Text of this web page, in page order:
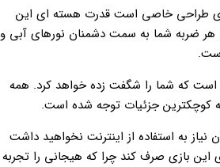
طراحی خاصی است قدرت هسته ای این
هر ضربه شما به سمت دشمنان نورهای آبی و
است که شما را شگفت زده خواهد کرد. همه
کوچکترین جزئیات توجه شده است.
به استفاده از اینترنت نخواهید داشت
بازی صرف کند چرا که هیجانی را تجربه